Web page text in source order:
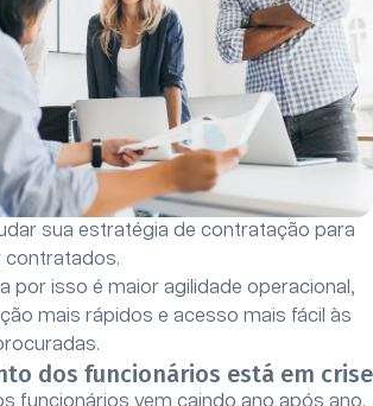
sua estratégia de contratação para
contratados.
por isso é maior agilidade operacional,
mais rápidos e acesso mais fácil às
dos funcionários está em crise